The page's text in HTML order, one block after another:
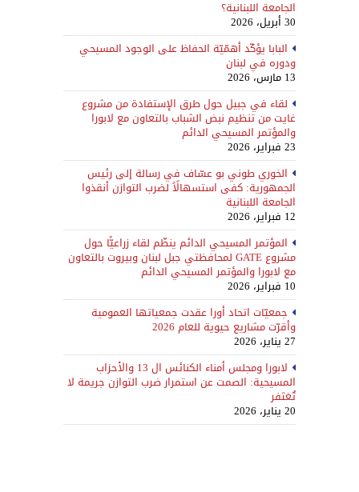
الجامعة اللبنانية؟
30 أبريل، 2026
البابا يؤكّد أهمّيّة الحفاظ على الوجود المسيحي
ودوره في لبنان
13 مارس، 2026
لقاء في جبيل حول طرق الإستفادة من مشروع
غايت من تنظيم نبض الشباب بالتعاون مع لابورا
والمؤتمر المسيحي الدائم
23 فبراير، 2026
الخوري طوني بو عسّاف في رسالة إلى رئيس
الجمهورية: كفى استسهالًاً لضرب التوازن أنقذوا
الجامعة اللبنانية
12 فبراير، 2026
المؤتمر المسيحي الدائم ينظّم لقاء زراعيًّا حول
مشروع GATE لمحافظتي جبل لبنان وبيروت بالتعاون
مع لابورا والمؤتمر المسيحي الدائم
10 فبراير، 2026
جمعيّات اتحاد أورا عقدت جمعياتها العمومية
وأقرّت مشاريع حيوية للعام 2026
27 يناير، 2026
لابورا ومجلس أمناء الكنائس ال 13 والأحزاب
المسيحية: الصمت عن استمرار ضرب التوازن جريمة لا
تُغتَفر
20 يناير، 2026